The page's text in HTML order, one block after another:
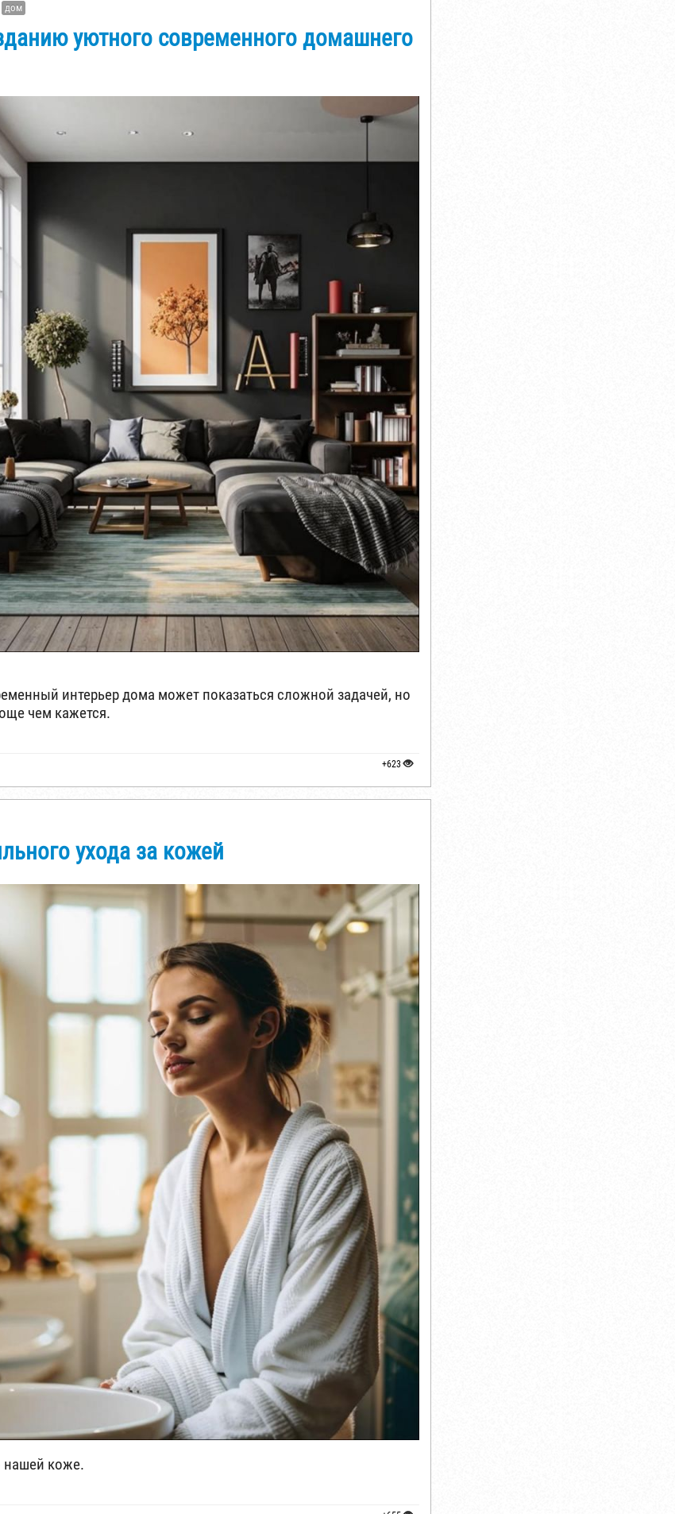
дом
уютного современного домашнего
интерьер дома может показаться сложной задачей, но
чем кажется.
+623
ухода за кожей
нашей коже.